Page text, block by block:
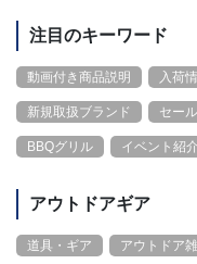
注目のキーワード
動画付き商品説明 入荷
新規取扱ブランド セー
BBQグリル イベント紹介
アウトドアギア
道具・ギア アウトドア